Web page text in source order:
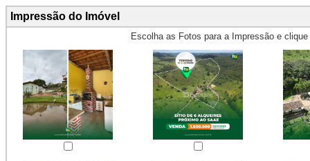
Impressão do Imóvel
Escolha as Fotos para a Impressão e clique